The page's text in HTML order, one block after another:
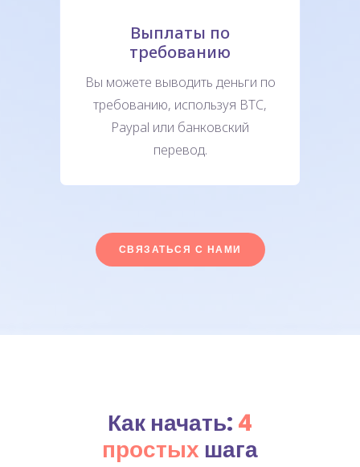
Выплаты по
требованию
Вы можете выводить деньги по
требованию, используя BTC,
Paypal или банковский
перевод.
СВЯЗАТЬСЯ С НАМИ
Как начать: 4
простых шага